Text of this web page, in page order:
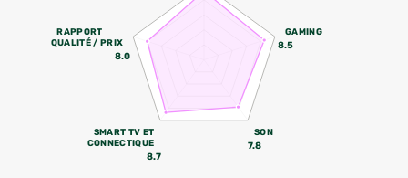
GAMING
8.5
SON
7.8
SMART TV ET
CONNECTIQUE
8.7
RAPPORT
QUALITÉ / PRIX
8.0